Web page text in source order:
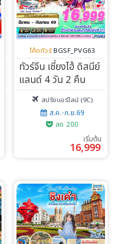
โค้ดทัวร์ BGSF_PVG63
ทัวร์จีน เซี่ยงไฮ้ ดิสนีย์
แลนด์ 4 วัน 2 คืน
สปริงแอร์ไลน์ (9C)
ส.ค.-ก.ย.69
ลด 200
เริ่มต้น
16,999